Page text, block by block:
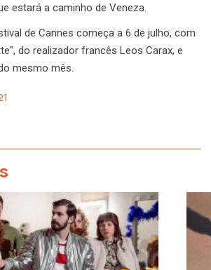
estará a caminho de Veneza.
de Cannes começa a 6 de julho, com
do realizador francês Leos Carax, e
mesmo mês.